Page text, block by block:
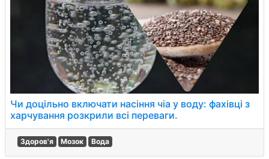
Чи доцільно включати насіння чіа у воду: фахівці з
харчування розкрили всі переваги.
Здоров'я Мозок Вода